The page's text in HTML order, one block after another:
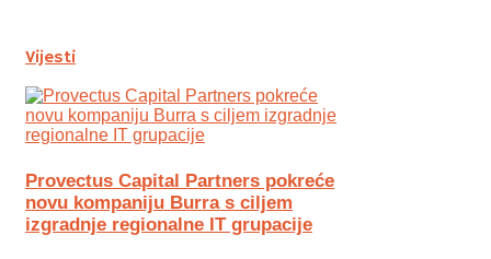
Vijesti
Provectus Capital Partners pokreće
novu kompaniju Burra s ciljem
izgradnje regionalne IT grupacije